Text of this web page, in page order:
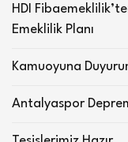
HDI
Emeklilik Planı
Kamuoyuna
Antalyaspor